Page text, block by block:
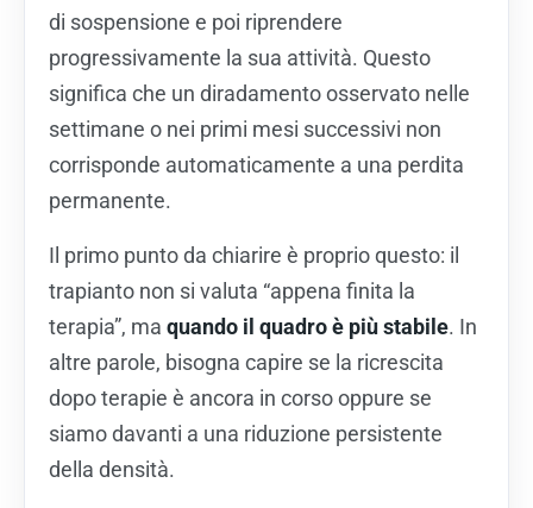
di sospensione e poi riprendere
progressivamente la sua attività. Questo
significa che un diradamento osservato nelle
settimane o nei primi mesi successivi non
corrisponde automaticamente a una perdita
permanente.
Il primo punto da chiarire è proprio questo: il
trapianto non si valuta “appena finita la
terapia”, ma quando il quadro è più stabile. In
altre parole, bisogna capire se la ricrescita
dopo terapie è ancora in corso oppure se
siamo davanti a una riduzione persistente
della densità.